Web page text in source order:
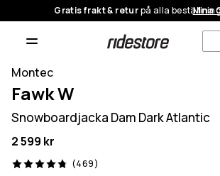
Gratis frakt & returpå alla Mina
Montec
Fawk W
Snowboardjacka Dam Dark Atlantic
2 599 kr
(469)
469 recensioner, 4.8/5